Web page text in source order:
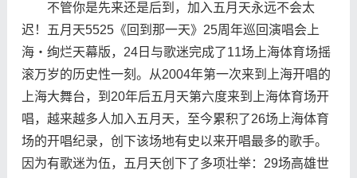
不管你是先来还是后到，加入五月天永远不会太
迟！五月天5525《回到那一天》25周年巡回演唱会上
海・绚烂天幕版，24日与歌迷完成了11场上海体育场摇
滚万岁的历史性一刻。从2004年第一次来到上海开唱的
上海大舞台，到20年后五月天第六度来到上海体育场开
唱，越来越多人加入五月天，至今累积了26场上海体育
场的开唱纪录，创下该场地有史以来开唱最多的歌手。
因为有歌迷为伍，五月天创下了多项壮举：29场高雄世